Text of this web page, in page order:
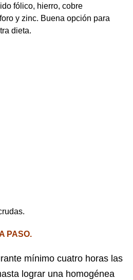
fólico, hierro, cobre
y zinc. Buena opción para
dieta.
PASO.
mínimo cuatro horas las
lograr una homogénea